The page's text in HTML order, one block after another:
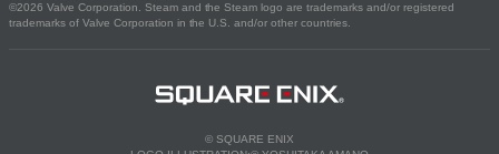
©2026 Valve Corporation. Steam and the Steam logo are trademarks and/or registered
trademarks of Valve Corporation in the U.S. and/or other countries.
© SQUARE ENIX